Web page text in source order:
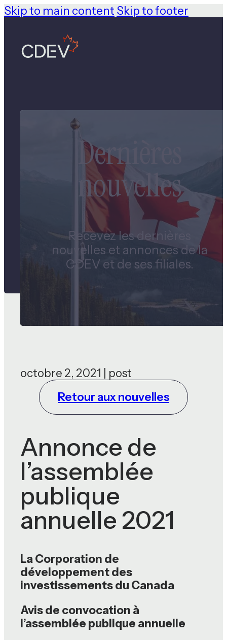
Skip to main content Skip to footer
Dernières
nouvelles
Recevez les dernières
nouvelles et annonces de la
CDEV et de ses filiales.
octobre 2, 2021 | post
Retour aux nouvelles
Annonce de
l’assemblée
publique
annuelle 2021
La Corporation de
développement des
investissements du Canada
Avis de convocation à
l’assemblée publique annuelle